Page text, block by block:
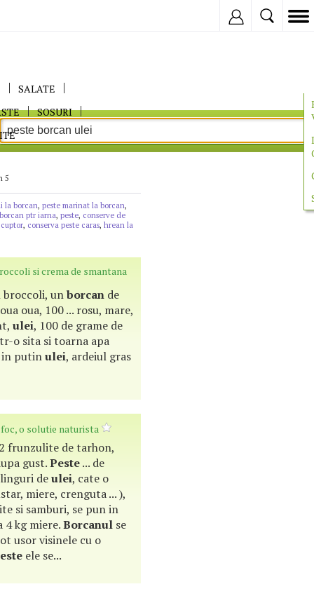
SALATE
SOSURI
5
la borcan, peste marinat la borcan,
ptr iarna, peste, conserve de
, conserva peste caras, hrean la
si crema de smantana
broccoli, unborcan de
oua, 100 ... rosu, mare,
ulei, 100 de grame de
o sita si toarna apa
in putinulei, ardeiul gras
o solutie naturista
frunzulite de tarhon,
gust.Peste... de
deulei, cate o
miere, crenguta ... ),
si samburi, se pun in
4 kg miere.Borcanul se
usor visinele cu o
ele se...